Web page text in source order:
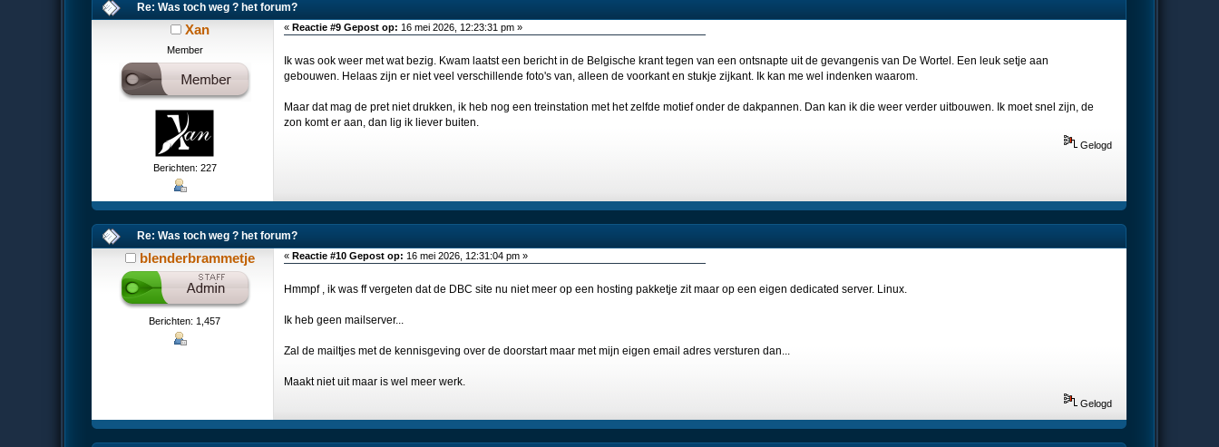
Re: Was toch weg ? het forum?
Xan
Member
Berichten: 227
« Reactie #9 Gepost op: 16 mei 2026, 12:23:31 pm »
Ik was ook weer met wat bezig. Kwam laatst een bericht in de Belgische krant tegen van een ontsnapte uit de gevangenis van De Wortel. Een leuk setje aan
gebouwen. Helaas zijn er niet veel verschillende foto's van, alleen de voorkant en stukje zijkant. Ik kan me wel indenken waarom.
Maar dat mag de pret niet drukken, ik heb nog een treinstation met het zelfde motief onder de dakpannen. Dan kan ik die weer verder uitbouwen. Ik moet snel zijn, de
zon komt er aan, dan lig ik liever buiten.
Gelogd
Re: Was toch weg ? het forum?
blenderbrammetje
Berichten: 1,457
«Reactie #10 Gepost op: 16 mei 2026, 12:31:04 pm »
Hmmpf , ik was ff vergeten dat de DBC site nu niet meer op een hosting pakketje zit maar op een eigen dedicated server. Linux.
Ik heb geen mailserver...
Zal de mailtjes met de kennisgeving over de doorstart maar met mijn eigen email adres versturen dan...
Maakt niet uit maar is wel meer werk.
Gelogd